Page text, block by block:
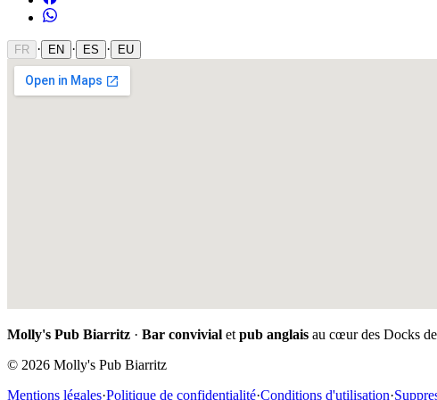
FR · EN · ES · EU
Molly's Pub Biarritz · Bar convivial et pub anglais au cœur des Docks
© 2026 Molly's Pub Biarritz
Mentions légales·Politique de confidentialité·Conditions d'utilisation·